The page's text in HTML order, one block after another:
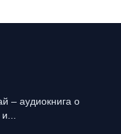
– аудиокнига о